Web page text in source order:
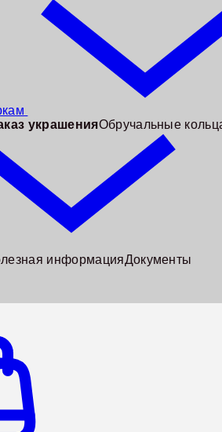
украшенияОбручальные
информацияДокументы